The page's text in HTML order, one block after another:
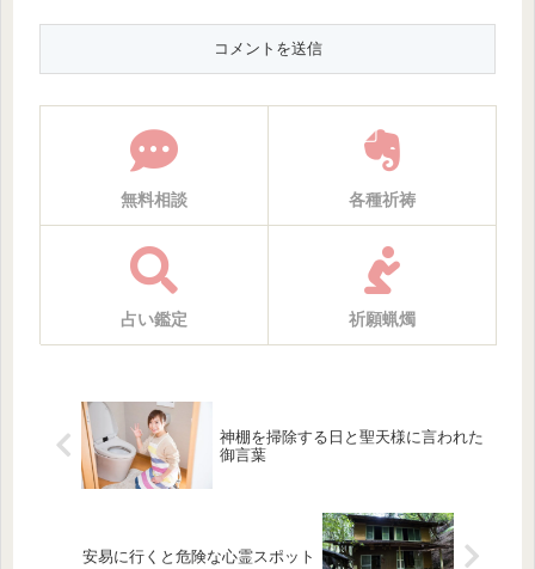
無料相談 各種祈祷
占い鑑定 祈願蝋燭
神棚を掃除する日と聖天様に言われた
御言葉
安易に行くと危険な心霊スポット